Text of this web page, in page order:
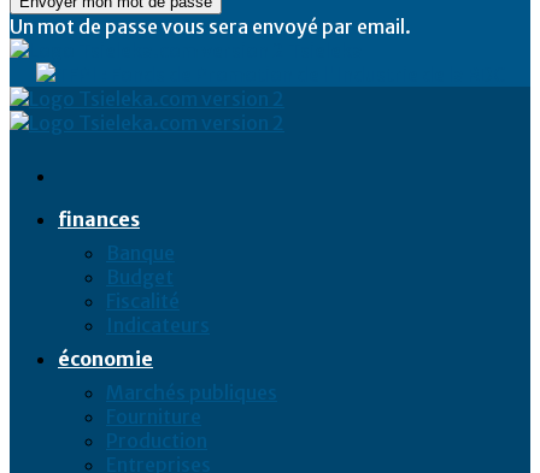
Un mot de passe vous sera envoyé par email.
finances
Banque
Budget
Fiscalité
Indicateurs
économie
Marchés publiques
Fourniture
Production
Entreprises